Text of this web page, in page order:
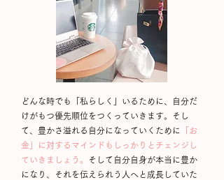
どんな時でも「私らしく」いるために、自分だ
けがもつ優先順位をつくっていきます。そし
て、豊かさ溢れる自分になっていくために
「お
金」に対するマインドもしっかりとチェンジし
ていきましょう。
そして自分自身が本当に豊か
になり、それを伝えられう人へと成長していた